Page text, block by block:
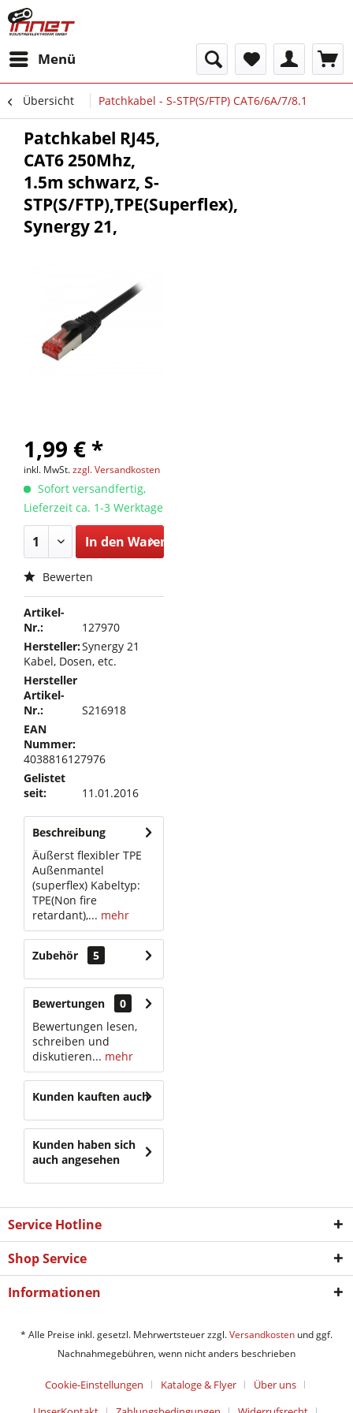
Menü
Übersicht Patchkabel - S-STP(S/FTP) CAT6/6A/7/8.1
Patchkabel RJ45,
CAT6 250Mhz,
1.5m schwarz, S-
STP(S/FTP),TPE(Superflex),
Synergy 21,
1,99 € *
inkl. MwSt.zzgl. Versandkosten
Sofort versandfertig,
Lieferzeit ca. 1-3 Werktage
In den Warenkorb
Bewerten
Artikel-
Nr.:
127970
Hersteller:Synergy 21
Kabel, Dosen, etc.
Hersteller
Artikel-
Nr.:
S216918
EAN
Nummer:
4038816127976
Gelistet
seit:
11.01.2016
Beschreibung
Äußerst flexibler TPE
Außenmantel
(superflex) Kabeltyp:
TPE(Non fire
retardant),... mehr
Zubehör 5
Bewertungen
0
Bewertungen lesen,
schreiben und
diskutieren... mehr
Kunden kauften auch
Kunden haben sich
auch angesehen
Service Hotline
Shop Service
Informationen
* Alle Preise inkl. gesetzl. Mehrwertsteuer zzgl.Versandkosten und ggf.
Nachnahmegebühren, wenn nicht anders beschrieben
Cookie-Einstellungen Kataloge & Flyer
Über uns